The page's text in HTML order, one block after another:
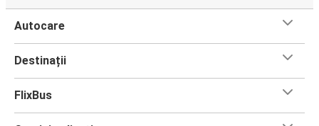
Autocare
Destinații
FlixBus